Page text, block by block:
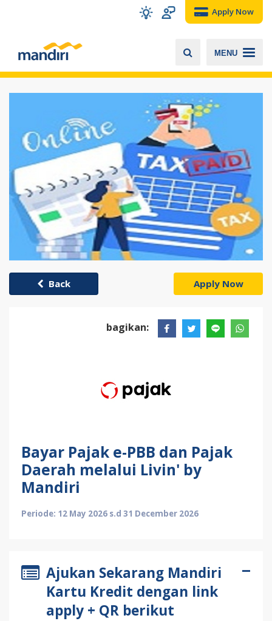
Apply Now
MENU
Back Apply Now
bagikan:
Bayar Pajak e-PBB dan Pajak
Daerah melalui Livin' by
Mandiri
Periode: 12 May 2026 s.d 31 December 2026
Ajukan Sekarang Mandiri
Kartu Kredit dengan link
apply + QR berikut